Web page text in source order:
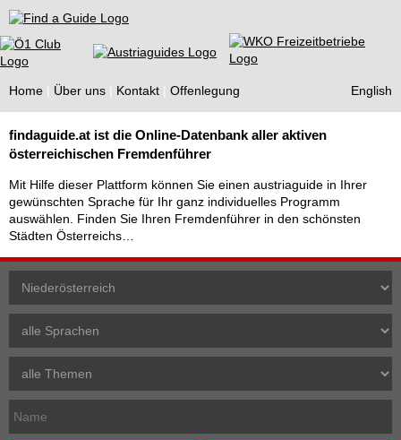
Find a Guide
Home Über uns Kontakt Offenlegung English
Tourist
Guides
findaguide.at ist die Online-Datenbank aller aktiven
österreichischen Fremdenführer
Mit Hilfe dieser Plattform können Sie einen austriaguide in Ihrer
gewünschten Sprache für Ihr ganz individuelles Programm
auswählen. Finden Sie Ihren Fremdenführer in den schönsten
Städten Österreichs…